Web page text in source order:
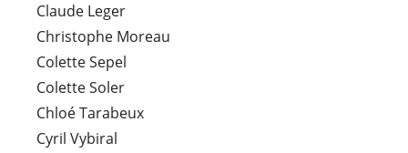
Claude Leger
Christophe Moreau
Colette Sepel
Colette Soler
Chloé Tarabeux
Cyril Vybiral